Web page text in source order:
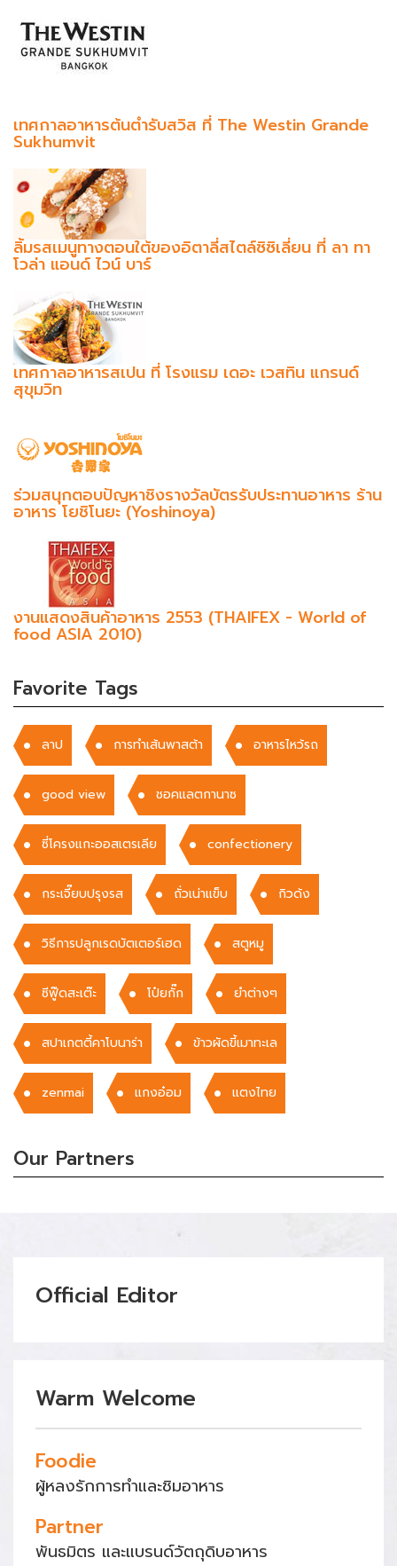
เทศกาลอาหารต้นตำรับสวิส ที่ The Westin Grande
Sukhumvit
ลิ้มรสเมนูทางตอนใต้ของอิตาลี่สไตล์ซิซิเลี่ยน ที่ ลา ทา
โวล่า แอนด์ ไวน์ บาร์
เทศกาลอาหารสเปน ที่ โรงแรม เดอะ เวสทิน แกรนด์
สุขุมวิท
ร่วมสนุกตอบปัญหาชิงรางวัลบัตรรับประทานอาหาร ร้าน
อาหาร โยชิโนยะ (Yoshinoya)
งานแสดงสินค้าอาหาร 2553 (THAIFEX - World of
food ASIA 2010)
Favorite Tags
ลาป การทำเส้นพาสต้า อาหารไหว้รถ
good view ชอคแลตกานาซ
ซี่โครงแกะออสเตรเลีย confectionery
กระเจี๊ยบปรุงรส ถั่วเน่าแข็บ กิวด้ง
วิธีการปลูกเรดบัตเตอร์เฮด สตูหมู
ซีฟู๊ดสะเต๊ะ โป๋ยกั๊ก ยำต่างๆ
สปาเกตตี้คาโบนาร่า ข้าวผัดขี้เมาทะเล
zenmai แกงอ๋อม แตงไทย
Our Partners
Official Editor
Warm Welcome
Foodie
ผู้หลงรักการทำและชิมอาหาร
Partner
พันธมิตร และแบรนด์วัตถุดิบอาหาร